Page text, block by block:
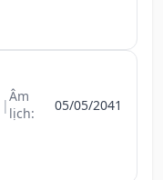
|Âm
lịch:
05/05/2041